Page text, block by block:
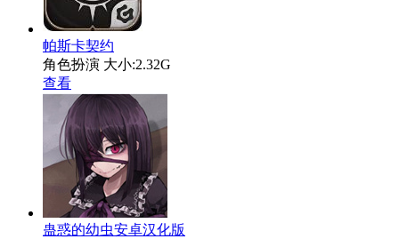
帕斯卡契约
角色扮演 大小:2.32G
查看
蛊惑的幼虫安卓汉化版